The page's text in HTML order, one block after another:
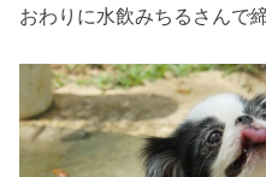
おわりに水飲みちるさんで